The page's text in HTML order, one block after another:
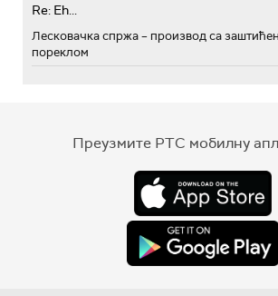
Re: Eh...
Лесковачка спржа – производ са
пореклом
Преузмите РТС мобилну